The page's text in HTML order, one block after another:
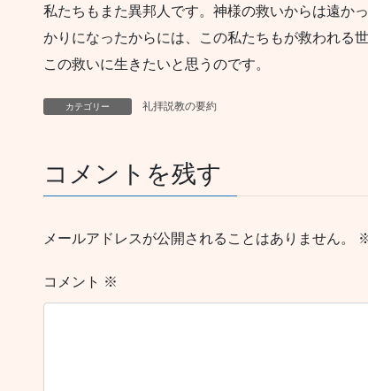
私たちもまた異邦人です。神様の救いからは遠か
かりになったからには、この私たちもが救われる
この救いに生きたいと思うのです。
カテゴリー 礼拝説教の要約
コメントを残す
メールアドレスが公開されることはありません。
コメント ※